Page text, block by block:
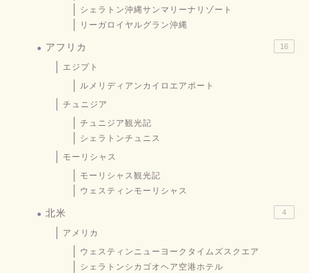
シェラトン沖縄サンマリーナリゾート
リーガロイヤルグラン沖縄
アフリカ 16
エジプト
ルメリディアンカイロエアポート
チュニジア
チュニジア観光記
シェラトンチュニス
モーリシャス
モーリシャス観光記
ウェスティンモーリシャス
北米 4
アメリカ
ウェスティンニューヨークタイムズスクエア
シェラトンシカゴオヘア空港ホテル